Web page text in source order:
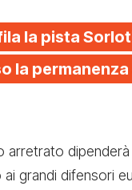
la pista
la permanenza
arretrato
grandi difensori